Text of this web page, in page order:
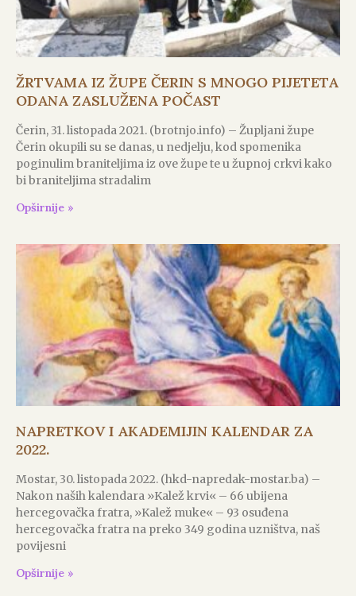
ŽRTVAMA IZ ŽUPE ČERIN S MNOGO PIJETETA
ODANA ZASLUŽENA POČAST
Čerin, 31. listopada 2021. (brotnjo.info) – Župljani župe
Čerin okupili su se danas, u nedjelju, kod spomenika
poginulim braniteljima iz ove župe te u župnoj crkvi kako
bi braniteljima stradalim
Opširnije »
NAPRETKOV I AKADEMIJIN KALENDAR ZA
2022.
Mostar, 30. listopada 2022. (hkd-napredak-mostar.ba) –
Nakon naših kalendara »Kalež krvi« – 66 ubijena
hercegovačka fratra, »Kalež muke« – 93 osuđena
hercegovačka fratra na preko 349 godina uzništva, naš
povijesni
Opširnije »